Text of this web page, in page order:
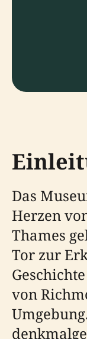
Das
Herzen
Thames
Tor zur
von